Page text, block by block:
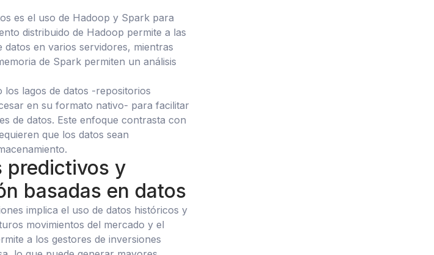
es el uso de Hadoop y Spark para
distribuido de Hadoop permite a las
datos en varios servidores, mientras
de Spark permiten un análisis
los lagos de datos -repositorios
en su formato nativo- para facilitar
de datos. Este enfoque contrasta con
que los datos sean
predictivos y
basadas en datos
implica el uso de datos históricos y
movimientos del mercado y el
a los gestores de inversiones